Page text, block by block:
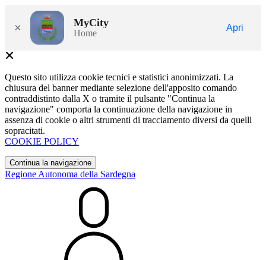
× MyCity
Home
Apri
Questo sito utilizza cookie tecnici e statistici anonimizzati. La
chiusura del banner mediante selezione dell'apposito comando
contraddistinto dalla X o tramite il pulsante "Continua la
navigazione" comporta la continuazione della navigazione in
assenza di cookie o altri strumenti di tracciamento diversi da quelli
sopracitati.
COOKIE POLICY
Continua la navigazione
Regione Autonoma della Sardegna